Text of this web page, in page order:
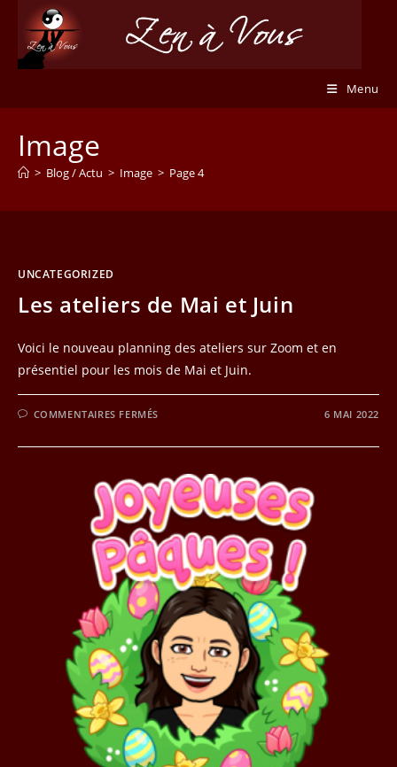
content
Menu
Image
> Blog / Actu > Image > Page 4
UNCATEGORIZED
Les ateliers de Mai et Juin
Voici le nouveau planning des ateliers sur Zoom et en
présentiel pour les mois de Mai et Juin.
COMMENTAIRES FERMÉS
DE
JUIN
6 MAI 2022